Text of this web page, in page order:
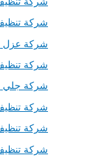
شركة
شركة عزل
شركة تنظيف
شركة جلي
شركة
شركة
شركة